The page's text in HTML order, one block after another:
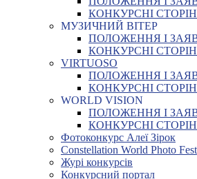
КОНКУРСНІ
МУЗИЧНИЙ ВІТЕР
ПОЛОЖЕННЯ І
КОНКУРСНІ
VIRTUOSO
ПОЛОЖЕННЯ І
КОНКУРСНІ
WORLD VISION
ПОЛОЖЕННЯ І
КОНКУРСНІ
Фотоконкурс Алеї Зірок
Constellation World Photo Fest
Журі конкурсів
Конкурсний портал